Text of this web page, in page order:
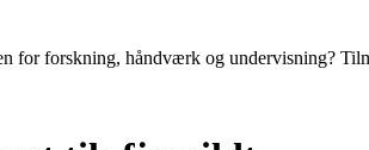
for forskning, håndværk og undervisning?